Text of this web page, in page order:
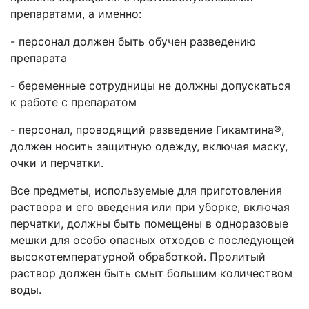
препаратами, а именно:
- персонал должен быть обучен разведению
препарата
- беременные сотрудницы не должны допускаться
к работе с препаратом
- персонал, проводящий разведение Гикамтина®,
должен носить защитную одежду, включая маску,
очки и перчатки.
Все предметы, используемые для приготовления
раствора и его введения или при уборке, включая
перчатки, должны быть помещены в одноразовые
мешки для особо опасных отходов с последующей
высокотемпературной обработкой. Пролитый
раствор должен быть смыт большим количеством
воды.